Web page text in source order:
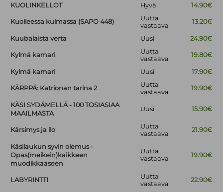
KUOLINKELLOT Hyvä 14.90€
Kuolleessa kulmassa (SAPO 448)
Uutta
vastaava
13.20€
Kuubalaista verta Uusi 24.90€
Kylmä kamari
Uutta
vastaava
19.80€
Kylmä kamari Uusi 17.90€
KÄRPPÄ: Katrionan tarina 2
Uutta
vastaava
19.90€
KÄSI SYDÄMELLÄ - 100 TOSIASIAA
MAAILMASTA
Uusi 15.90€
Kärsimys ja ilo
Uutta
vastaava
21.90€
Käsilaukun syvin olemus -
Opas(meikein)kaikkeen
muodikkaaseen
Uutta
vastaava
19.90€
LABYRINTTI
Uutta
vastaava
22.90€